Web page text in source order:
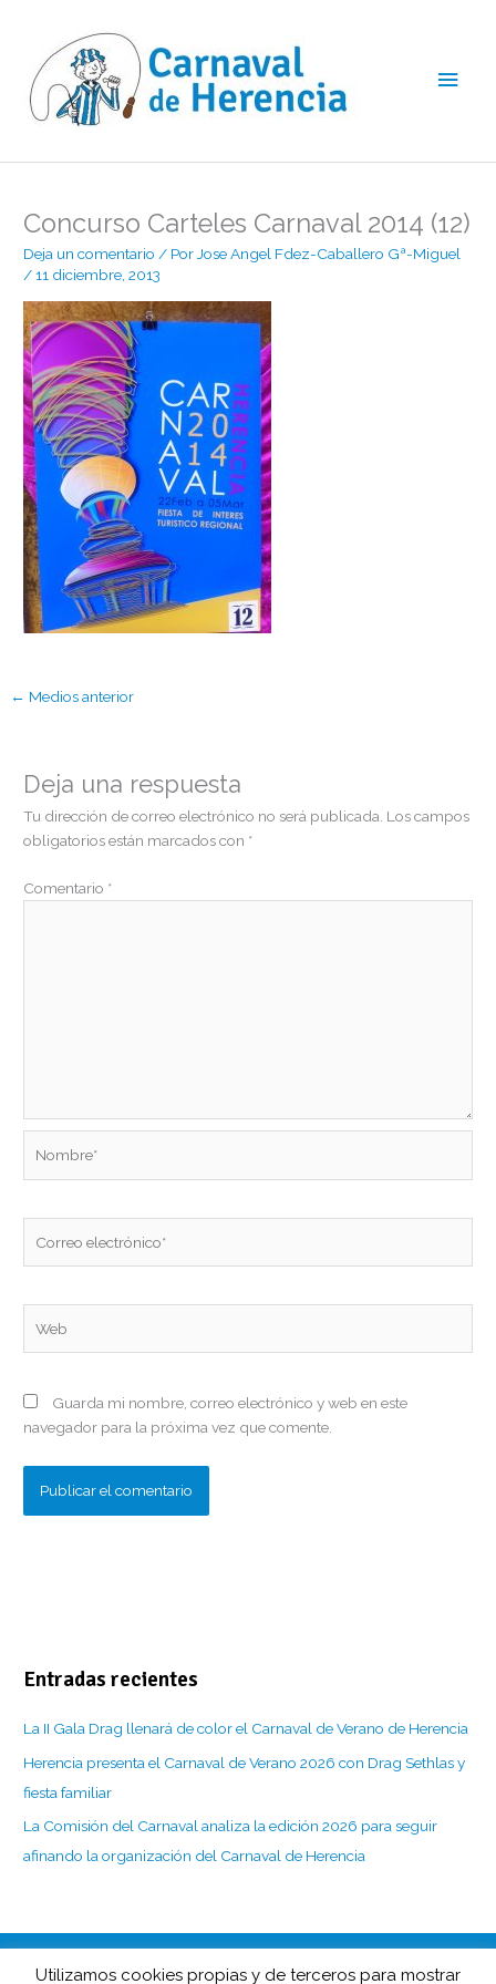
contenido
Concurso Carteles Carnaval 2014 (12)
Deja un comentario / PorJose Angel Fdez-Caballero Gª-Miguel
/11 diciembre, 2013
← Medios anterior
Deja una respuesta
Tu dirección de correo electrónico no será publicada. Los campos
obligatorios están marcados con *
Comentario *
electrónico*
Guarda mi nombre, correo electrónico y web en este
navegador para la próxima vez que comente.
Entradas recientes
La II Gala Drag llenará de color el Carnaval de Verano de Herencia
Herencia presenta el Carnaval de Verano 2026 con Drag Sethlas y
fiesta familiar
La Comisión del Carnaval analiza la edición 2026 para seguir
afinando la organización del Carnaval de Herencia
CarnavaldeHerencia.es es la web de información de esta popular
Utilizamos cookies propias y de terceros para mostrar